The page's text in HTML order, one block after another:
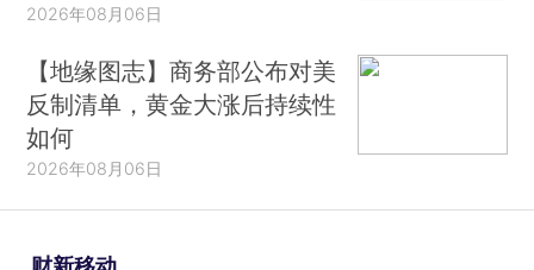
2026年08月06日
【地缘图志】商务部公布对美
反制清单，黄金大涨后持续性
如何
2026年08月06日